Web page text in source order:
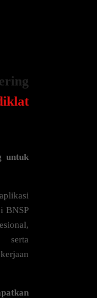
untuk
BNSP
serta